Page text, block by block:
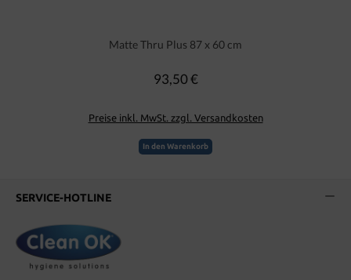
Matte Thru Plus 87 x 60 cm
Regulärer Preis:
93,50 €
Preise inkl. MwSt. zzgl. Versandkosten
In den Warenkorb
SERVICE-HOTLINE